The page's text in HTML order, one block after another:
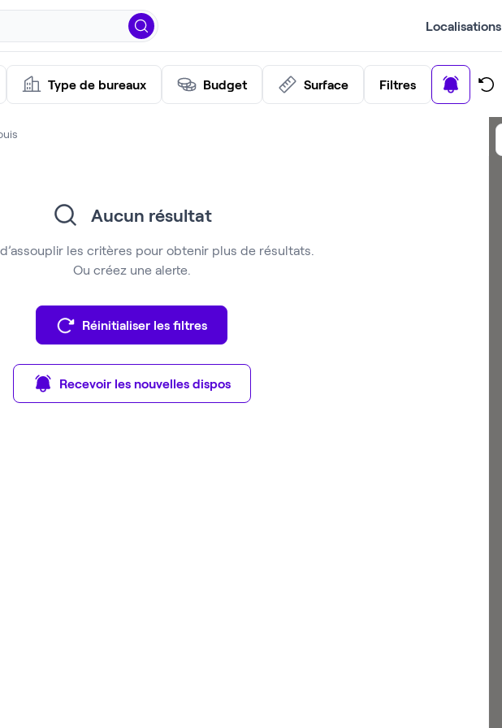
Localisations
Type de bureaux Budget Surface Filtres
Aucun résultat
les critères pour obtenir plus de résultats.
Ou créez une alerte.
Réinitialiser les filtres
Recevoir les nouvelles dispos